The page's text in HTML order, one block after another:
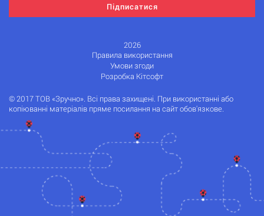
Підписатися
2026
Правила використання
Умови згоди
Розробка Кітсофт
© 2017 ТОВ «Зручно». Всі права захищені. При використанні або
копіюванні матеріалів пряме посилання на сайт обов'язкове.